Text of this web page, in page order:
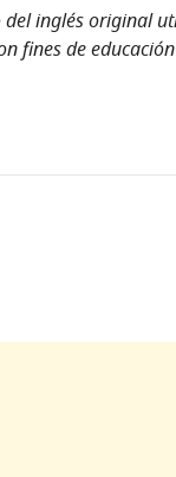
inglés original
fines de